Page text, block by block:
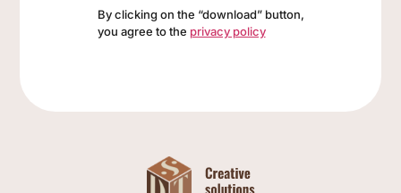
By clicking on the “download” button,
you agree to the privacy policy